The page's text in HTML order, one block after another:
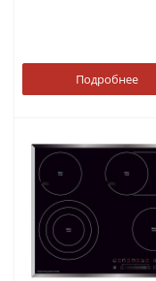
Подробнее